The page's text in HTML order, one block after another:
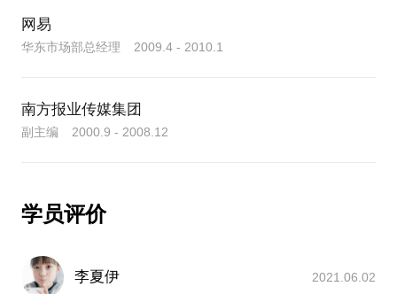
网易
华东市场部总经理 2009.4 - 2010.1
南方报业传媒集团
副主编 2000.9 - 2008.12
学员评价
李夏伊 2021.06.02